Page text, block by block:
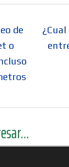
de
o